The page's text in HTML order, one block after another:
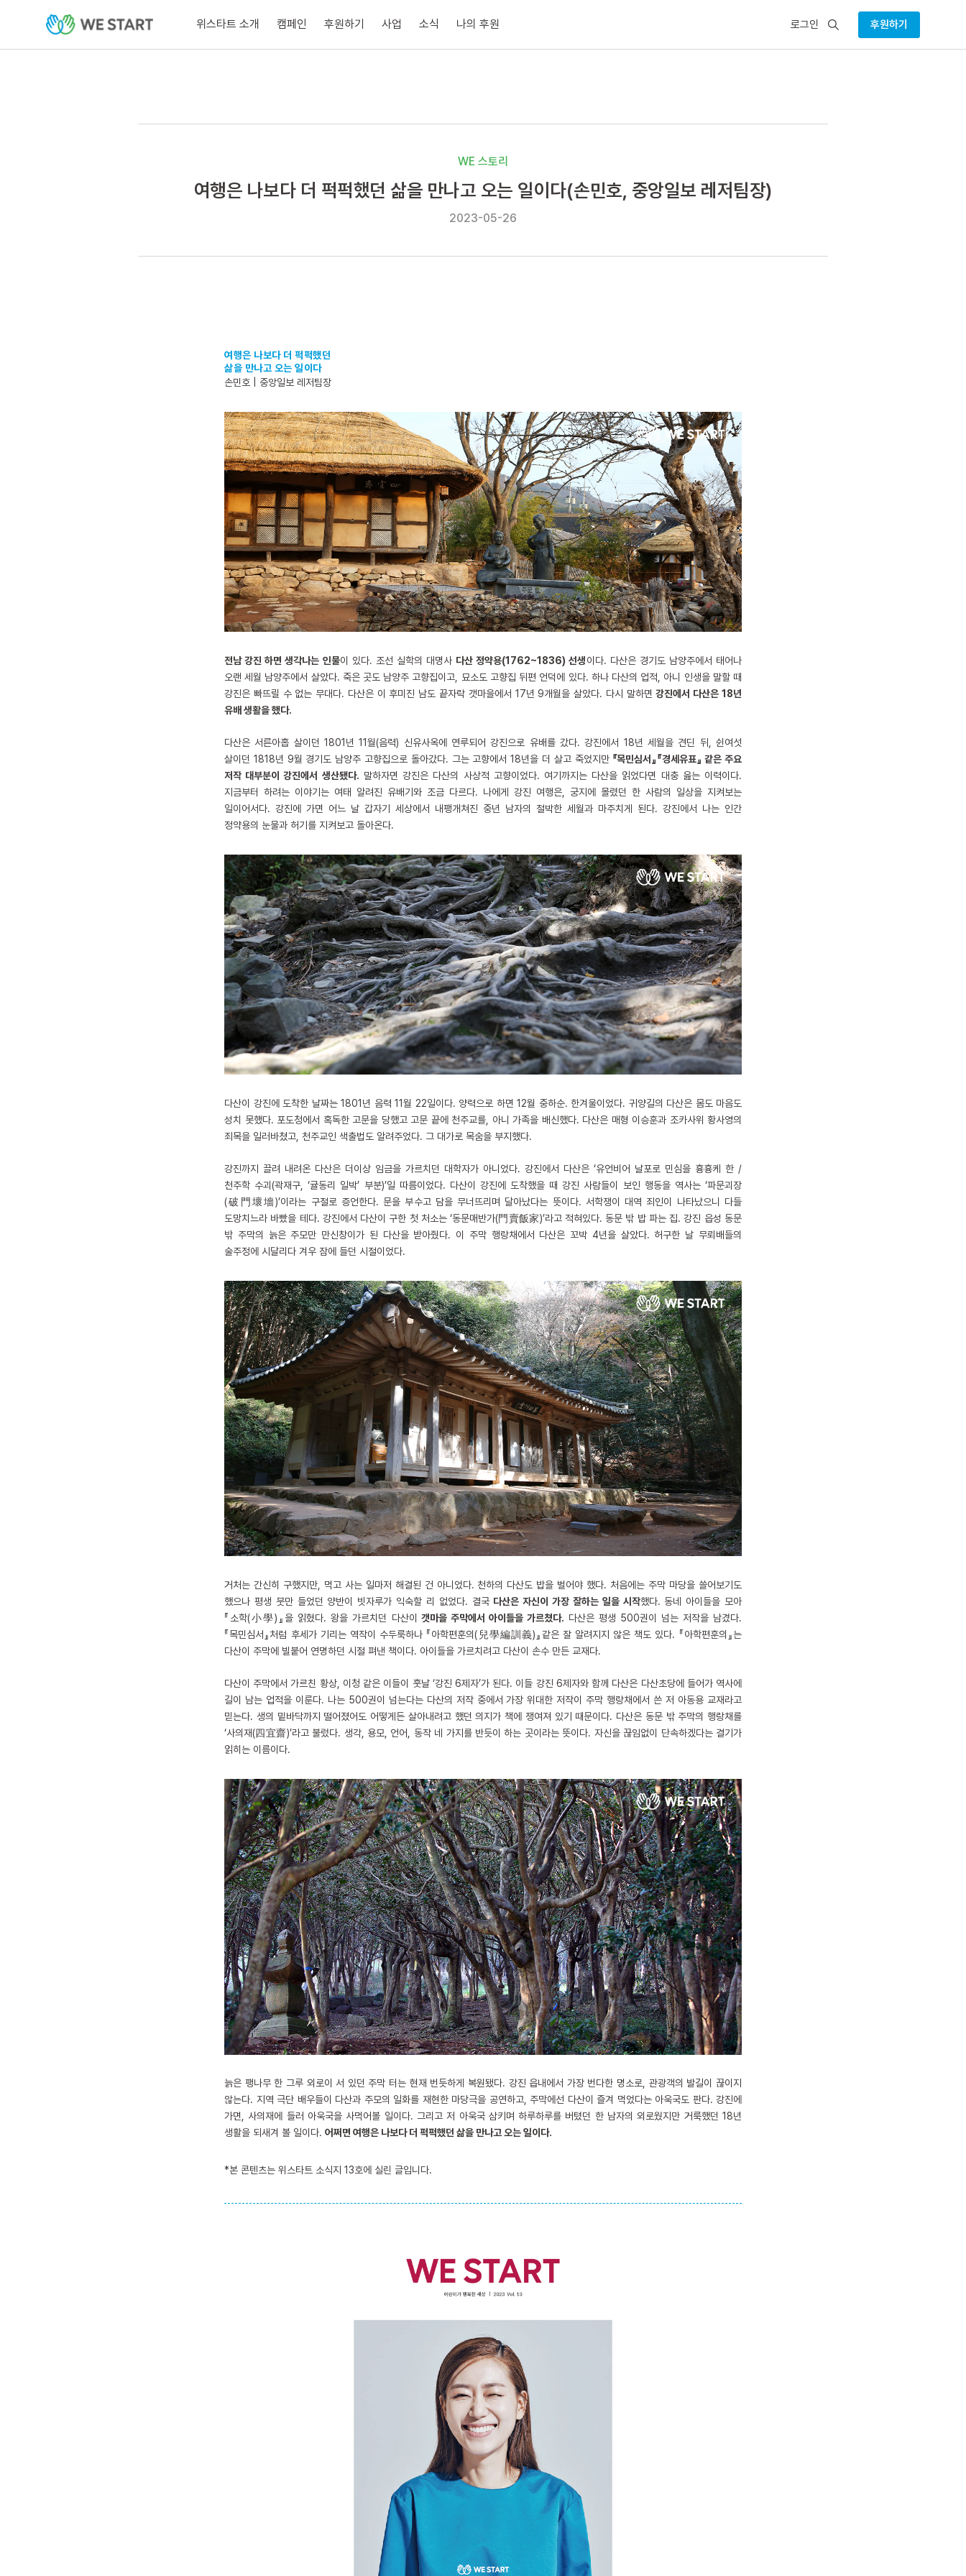
위스타트 소개 캠페인 후원하기 사업 소식 나의 후원 로그인
검
후원하기
WE 스토리
여행은 나보다 더 퍽퍽했던 삶을 만나고 오는 일이다(손민호, 중앙일보 레저팀장)
2023-05-26
여행은 나보다 더 퍽퍽했던
삶을 만나고 오는 일이다
손민호 | 중앙일보 레저팀장
전남 강진 하면 생각나는 인물이 있다. 조선 실학의 대명사 다산 정약용(1762~1836) 선생이다. 다산은 경기도 남양주에서 태어나
오랜 세월 남양주에서 살았다. 죽은 곳도 남양주 고향집이고, 묘소도 고향집 뒤편 언덕에 있다. 하나 다산의 업적, 아니 인생을 말할 때
강진은 빠뜨릴 수 없는 무대다. 다산은 이 후미진 남도 끝자락 갯마을에서 17년 9개월을 살았다. 다시 말하면강진에서 다산은 18년
유배 생활을 했다.
다산은 서른아홉 살이던 1801년 11월(음력) 신유사옥에 연루되어 강진으로 유배를 갔다. 강진에서 18년 세월을 견딘 뒤, 쉰여섯
살이던 1818년 9월 경기도 남양주 고향집으로 돌아갔다. 그는 고향에서 18년을 더 살고 죽었지만『목민심서』『경세유표』 같은 주요
저작 대부분이 강진에서 생산됐다. 말하자면 강진은 다산의 사상적 고향이었다. 여기까지는 다산을 읽었다면 대충 읊는 이력이다.
지금부터 하려는 이야기는 여태 알려진 유배기와 조금 다르다. 나에게 강진 여행은, 궁지에 몰렸던 한 사람의 일상을 지켜보는
일이어서다. 강진에 가면 어느 날 갑자기 세상에서 내팽개쳐진 중년 남자의 절박한 세월과 마주치게 된다. 강진에서 나는 인간
정약용의 눈물과 허기를 지켜보고 돌아온다.
다산이 강진에 도착한 날짜는 1801년 음력 11월 22일이다. 양력으로 하면 12월 중하순. 한겨울이었다. 귀양길의 다산은 몸도 마음도
성치 못했다. 포도청에서 혹독한 고문을 당했고 고문 끝에 천주교를, 아니 가족을 배신했다. 다산은 매형 이승훈과 조카사위 황사영의
죄목을 일러바쳤고, 천주교인 색출법도 알려주었다. 그 대가로 목숨을 부지했다.
강진까지 끌려 내려온 다산은 더이상 임금을 가르치던 대학자가 아니었다. 강진에서 다산은 ‘유언비어 날포로 민심을 흉흉케 한 /
천주학 수괴(곽재구, ‘귤동리 일박’ 부분)’일 따름이었다. 다산이 강진에 도착했을 때 강진 사람들이 보인 행동을 역사는 ‘파문괴장
(破門壞墻)’이라는 구절로 증언한다. 문을 부수고 담을 무너뜨리며 달아났다는 뜻이다. 서학쟁이 대역 죄인이 나타났으니 다들
도망치느라 바빴을 테다. 강진에서 다산이 구한 첫 처소는 ‘동문매반가(門賣飯家)’라고 적혀있다. 동문 밖 밥 파는 집. 강진 읍성 동문
밖 주막의 늙은 주모만 만신창이가 된 다산을 받아줬다. 이 주막 행랑채에서 다산은 꼬박 4년을 살았다. 허구한 날 무뢰배들의
술주정에 시달리다 겨우 잠에 들던 시절이었다.
거처는 간신히 구했지만, 먹고 사는 일마저 해결된 건 아니었다. 천하의 다산도 밥을 벌어야 했다. 처음에는 주막 마당을 쓸어보기도
했으나 평생 붓만 들었던 양반이 빗자루가 익숙할 리 없었다. 결국 다산은 자신이 가장 잘하는 일을 시작했다. 동네 아이들을 모아
『소학(小學)』을 읽혔다. 왕을 가르치던 다산이
갯마을 주막에서 아이들을 가르쳤다. 다산은 평생 500권이 넘는 저작을 남겼다.
『목민심서』처럼 후세가 기리는 역작이 수두룩하나 『아학편훈의(兒學編訓義)』같은 잘 알려지지 않은 책도 있다. 『아학편훈의』는
다산이 주막에 빌붙어 연명하던 시절 펴낸 책이다. 아이들을 가르치려고 다산이 손수 만든 교재다.
다산이 주막에서 가르친 황상, 이청 같은 이들이 훗날 ‘강진 6제자’가 된다. 이들 강진 6제자와 함께 다산은 다산초당에 들어가 역사에
길이 남는 업적을 이룬다. 나는 500권이 넘는다는 다산의 저작 중에서 가장 위대한 저작이 주막 행랑채에서 쓴 저 아동용 교재라고
믿는다. 생의 밑바닥까지 떨어졌어도 어떻게든 살아내려고 했던 의지가 책에 쟁여져 있기 때문이다. 다산은 동문 밖 주막의 행랑채를
‘사의재(四宜齋)’라고 불렀다. 생각, 용모, 언어, 동작 네 가지를 반듯이 하는 곳이라는 뜻이다. 자신을 끊임없이 단속하겠다는 결기가
읽히는 이름이다.
늙은 팽나무 한 그루 외로이 서 있던 주막 터는 현재 번듯하게 복원됐다. 강진 읍내에서 가장 번다한 명소로, 관광객의 발길이 끊이지
않는다. 지역 극단 배우들이 다산과 주모의 일화를 재현한 마당극을 공연하고, 주막에선 다산이 즐겨 먹었다는 아욱국도 판다. 강진에
가면, 사의재에 들러 아욱국을 사먹어볼 일이다. 그리고 저 아욱국 삼키며 하루하루를 버텼던 한 남자의 외로웠지만 거룩했던 18년
생활을 되새겨 볼 일이다. 어쩌면 여행은 나보다 더 퍽퍽했던 삶을 만나고 오는 일이다.
*본 콘텐츠는 위스타트 소식지 13호에 실린 글입니다.